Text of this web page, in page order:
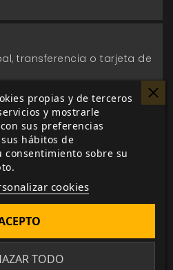
transferencia o tarjeta de
los juego canjeados
propias y de terceros
y mostrarle
sus preferencias
hábitos de
consentimiento sobre su
cookies
TODO